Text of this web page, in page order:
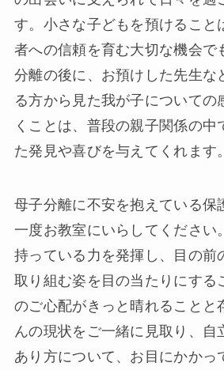
す。小さな子どもを預けること
者への信頼を育む大切な機会で
分離の後に、お預けした先生な
る方から見た我が子についての
くことは、普段の親子関係の中
た発見や喜びを与えてくれます。
母子分離に不安を抱えている保
一度お教室にいらしてください
持っている力を発揮し、目の前
取り組む姿を目の当たりにする
のご心配がきっと晴れることと
んの現状をご一緒に見取り、自
あり方について、お目にかかっ